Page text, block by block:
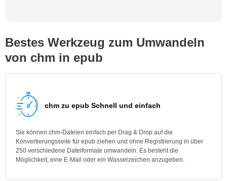
Bestes Werkzeug zum Umwandeln
von chm in epub
chm zu epub Schnell und einfach
Sie können chm-Dateien einfach per Drag & Drop auf die
Konvertierungsseite für epub ziehen und ohne Registrierung in über
250 verschiedene Dateiformate umwandeln. Es besteht die
Möglichkeit, eine E-Mail oder ein Wasserzeichen anzugeben.